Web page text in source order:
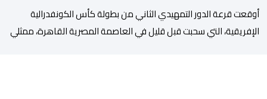
أوقعت قرعة الدور التمهيدي الثاني من بطولة كأس الكونفدرالية
الإفريقية، التي سحبت قبل قليل في العاصمة المصرية القاهرة، ممثلي